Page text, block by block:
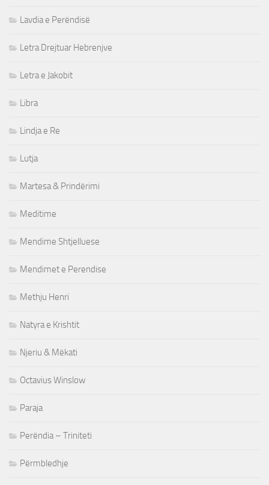
Lavdia e Perëndisë
Letra Drejtuar Hebrenjve
Letra e Jakobit
Libra
Lindja e Re
Lutja
Martesa & Prindërimi
Meditime
Mendime Shtjelluese
Mendimet e Perendise
Methju Henri
Natyra e Krishtit
Njeriu & Mëkati
Octavius Winslow
Paraja
Perëndia – Triniteti
Përmbledhje